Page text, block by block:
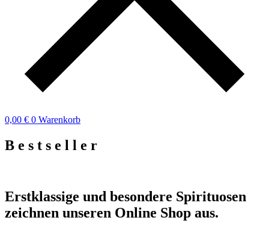
0,00 € 0 Warenkorb
B e s t s e l l e r
Erstklassige und besondere Spirituosen
zeichnen unseren Online Shop aus.